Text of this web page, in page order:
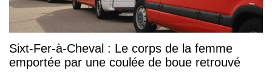
Sixt-Fer-à-Cheval : Le corps de la femme
emportée par une coulée de boue retrouvé